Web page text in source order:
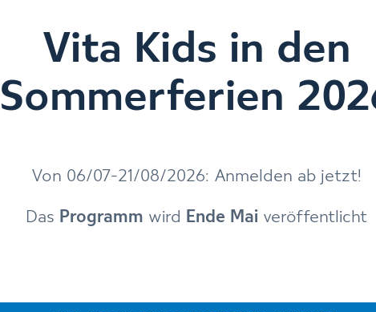
Vita Kids in den
Sommerferien
Von 06/07-21/08/2026: Anmelden ab jetzt!
Das Programm wird Ende Mai veröffentlicht